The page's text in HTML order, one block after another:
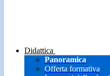
Didattica
Panoramica
Offerta formativa